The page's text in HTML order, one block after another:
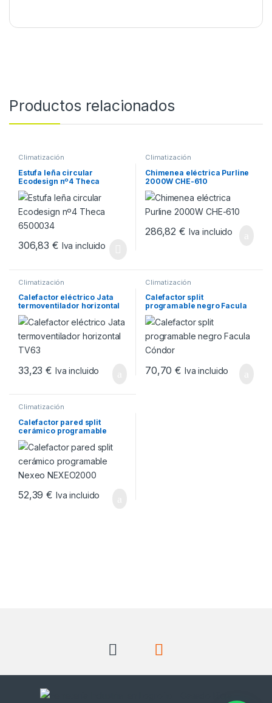
Productos relacionados
Climatización
Estufa leña circular
Ecodesign nº4 Theca
6500034
306,83€ Iva incluido
Climatización
Chimenea eléctrica Purline
2000W CHE-610
286,82€ Iva incluido
Climatización
Calefactor eléctrico Jata
termoventilador horizontal
TV63
33,23€ Iva incluido
Climatización
Calefactor split
programable negro Facula
Cóndor
70,70€ Iva incluido
Climatización
Calefactor pared split
cerámico programable
Nexeo NEXEO2000
52,39€ Iva incluido